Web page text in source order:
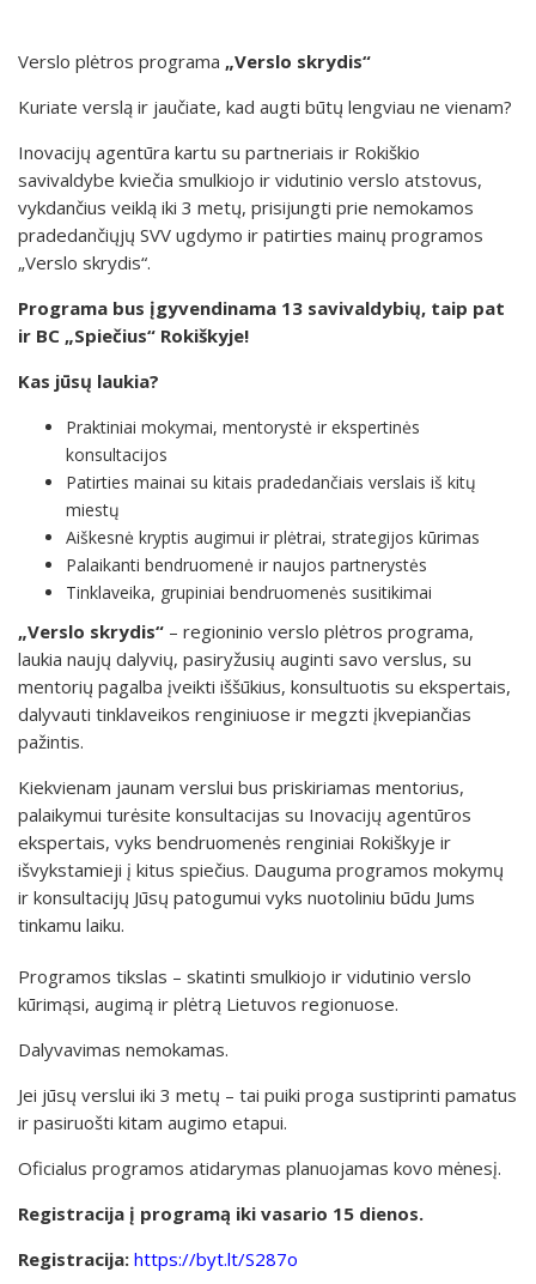
Verslo plėtros programa „Verslo skrydis“
Kuriate verslą ir jaučiate, kad augti būtų lengviau ne vienam?
Inovacijų agentūra kartu su partneriais ir Rokiškio
savivaldybe kviečia smulkiojo ir vidutinio verslo atstovus,
vykdančius veiklą iki 3 metų, prisijungti prie nemokamos
pradedančiųjų SVV ugdymo ir patirties mainų programos
„Verslo skrydis“.
Programa bus įgyvendinama 13 savivaldybių, taip pat
ir BC „Spiečius“ Rokiškyje!
Kas jūsų laukia?
Praktiniai mokymai, mentorystė ir ekspertinės
konsultacijos
Patirties mainai su kitais pradedančiais verslais iš kitų
miestų
Aiškesnė kryptis augimui ir plėtrai, strategijos kūrimas
Palaikanti bendruomenė ir naujos partnerystės
Tinklaveika, grupiniai bendruomenės susitikimai
„Verslo skrydis“ – regioninio verslo plėtros programa,
laukia naujų dalyvių, pasiryžusių auginti savo verslus, su
mentorių pagalba įveikti iššūkius, konsultuotis su ekspertais,
dalyvauti tinklaveikos renginiuose ir megzti įkvepiančias
pažintis.
Kiekvienam jaunam verslui bus priskiriamas mentorius,
palaikymui turėsite konsultacijas su Inovacijų agentūros
ekspertais, vyks bendruomenės renginiai Rokiškyje ir
išvykstamieji į kitus spiečius. Dauguma programos mokymų
ir konsultacijų Jūsų patogumui vyks nuotoliniu būdu Jums
tinkamu laiku.
Programos tikslas – skatinti smulkiojo ir vidutinio verslo
kūrimąsi, augimą ir plėtrą Lietuvos regionuose.
Dalyvavimas nemokamas.
Jei jūsų verslui iki 3 metų – tai puiki proga sustiprinti pamatus
ir pasiruošti kitam augimo etapui.
Oficialus programos atidarymas planuojamas kovo mėnesį.
Registracija į programą iki vasario 15 dienos.
Registracija: https://byt.lt/S287o